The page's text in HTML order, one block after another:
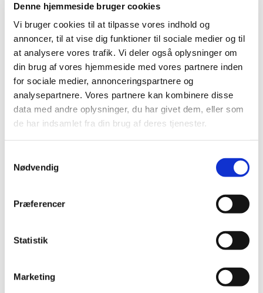
Denne hjemmeside bruger cookies
Vi bruger cookies til at tilpasse vores indhold og
annoncer, til at vise dig funktioner til sociale medier og til
at analysere vores trafik. Vi deler også oplysninger om
din brug af vores hjemmeside med vores partnere inden
for sociale medier, annonceringspartnere og
analysepartnere. Vores partnere kan kombinere disse
data med andre oplysninger, du har givet dem, eller som
de har indsamlet fra din brug af deres tjenester.
Nødvendig
Præferencer
Statistik
Marketing